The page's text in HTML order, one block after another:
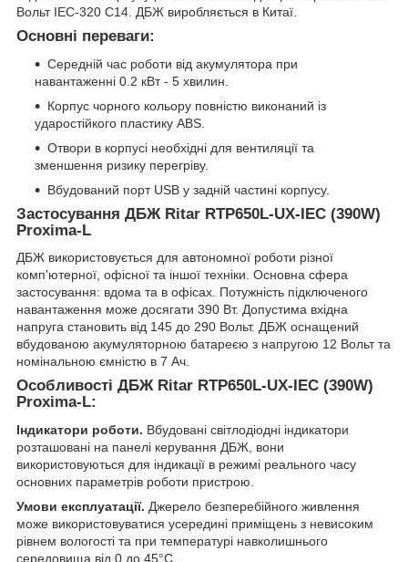
Вольт IEC-320 C14. ДБЖ виробляється в Китаї.
Основні переваги:
Середній час роботи від акумулятора при
навантаженні 0.2 кВт - 5 хвилин.
Корпус чорного кольору повністю виконаний із
ударостійкого пластику ABS.
Отвори в корпусі необхідні для вентиляції та
зменшення ризику перегріву.
Вбудований порт USB у задній частині корпусу.
Застосування ДБЖ Ritar RTP650L-UX-IEC (390W)
Proxima-L
ДБЖ використовується для автономної роботи різної
комп'ютерної, офісної та іншої техніки. Основна сфера
застосування: вдома та в офісах. Потужність підключеного
навантаження може досягати 390 Вт. Допустима вхідна
напруга становить від 145 до 290 Вольт. ДБЖ оснащений
вбудованою акумуляторною батареєю з напругою 12 Вольт та
номінальною ємністю в 7 Ач.
Особливості ДБЖ Ritar RTP650L-UX-IEC (390W)
Proxima-L:
Індикатори роботи. Вбудовані світлодіодні індикатори
розташовані на панелі керування ДБЖ, вони
використовуються для індикації в режимі реального часу
основних параметрів роботи пристрою.
Умови експлуатації. Джерело безперебійного живлення
може використовуватися усередині приміщень з невисоким
рівнем вологості та при температурі навколишнього
середовища від 0 до 45°С.